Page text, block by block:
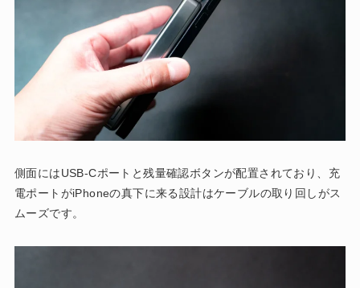
側面にはUSB-Cポートと残量確認ボタンが配置されており、充
電ポートがiPhoneの真下に来る設計はケーブルの取り回しがス
ムーズです。